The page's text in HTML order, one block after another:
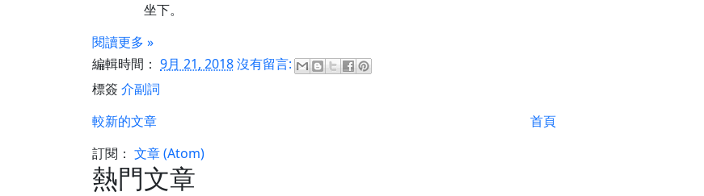
坐下。
閱讀更多 »
編輯時間： 9月 21, 2018沒有留言:
標簽 介副詞
較新的文章
首頁
訂閱： 文章 (Atom)
熱門文章